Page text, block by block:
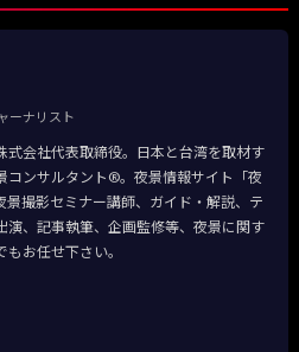
ーナリスト
式会社代表取締役。日本と台湾を取材す
コンサルタント®。夜景情報サイト「夜
景撮影セミナー講師、ガイド・解説、テ
演、記事執筆、企画監修等、夜景に関す
お任せ下さい。